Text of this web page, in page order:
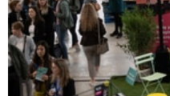
Wir verwenden Cookies,
personalisieren,
zu können und die
analysieren. Außerdem